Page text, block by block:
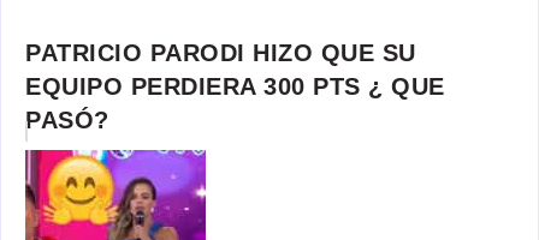
PATRICIO PARODI HIZO QUE SU
EQUIPO PERDIERA 300 PTS ¿ QUE
PASÓ?